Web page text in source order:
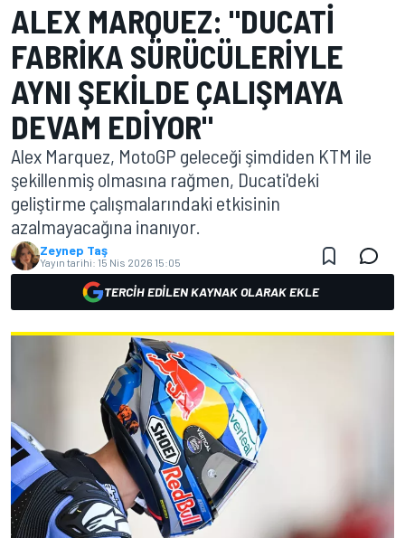
ALEX MARQUEZ: "DUCATI
FABRIKA SÜRÜCÜLERIYLE
AYNI ŞEKILDE ÇALIŞMAYA
DEVAM EDIYOR"
Alex Marquez, MotoGP geleceği şimdiden KTM ile
şekillenmiş olmasına rağmen, Ducati'deki
geliştirme çalışmalarındaki etkisinin
azalmayacağına inanıyor.
Zeynep Taş
Yayın tarihi: 15 Nis 2026 15:05
TERCIH EDILEN KAYNAK OLARAK EKLE